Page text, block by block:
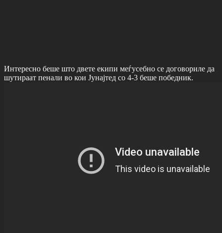
Интересно беше што двете екипи меѓусебно се договориле да
шутираат пенали во кои Јунајтед со 4-3 беше победник.